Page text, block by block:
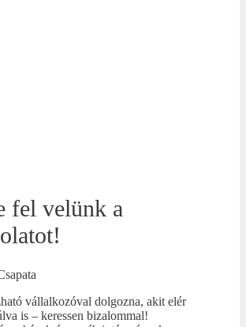
fel velünk a
vállalkozóval dolgozna, akit elér
is – keressen bizalommal!